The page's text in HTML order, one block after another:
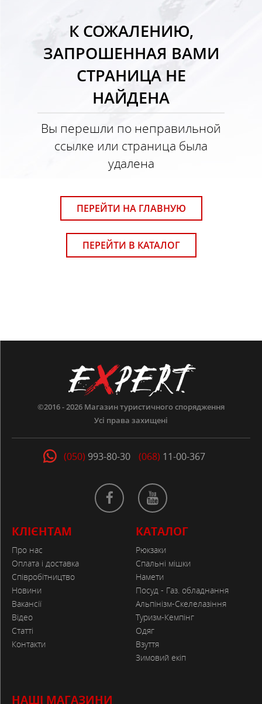
К СОЖАЛЕНИЮ,
ЗАПРОШЕННАЯ ВАМИ
СТРАНИЦА НЕ
НАЙДЕНА
Вы перешли по неправильной
ссылке или страница была
удалена
ПЕРЕЙТИ НА ГЛАВНУЮ
ПЕРЕЙТИ В КАТАЛОГ
©2016 - 2026 Магазин туристичного спорядження
Усі права захищені
(050) 993-80-30 (068) 11-00-367
КЛІЄНТАМ
Про нас
Оплата і доставка
Співробітництво
Новини
Вакансії
Відео
Статті
Контакти
КАТАЛОГ
Рюкзаки
Спальні мішки
Намети
Посуд - Газ. обладнання
Альпінізм-Скелелазіння
Туризм-Кемпінг
Одяг
Взуття
Зимовий екіп
НАШІ МАГАЗИНИ